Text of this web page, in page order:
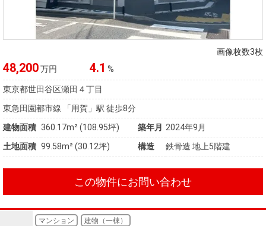
画像枚数3枚
48,200万円 4.1 %
東京都世田谷区瀬田４丁目
東急田園都市線 「用賀」駅 徒歩8分
建物面積 360.17m² (108.95坪) 築年月 2024年9月
土地面積 99.58m² (30.12坪) 構造 鉄骨造 地上5階建
この物件にお問い合わせ
マンション 建物（一棟）